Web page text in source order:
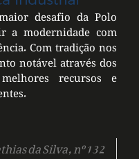
desafio da Polo
modernidade com
Com tradição nos
notável através dos
recursos e
da Silva, nº 132